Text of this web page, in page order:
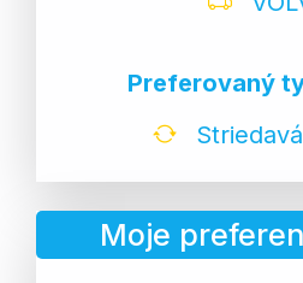
Preferovaný
Moje